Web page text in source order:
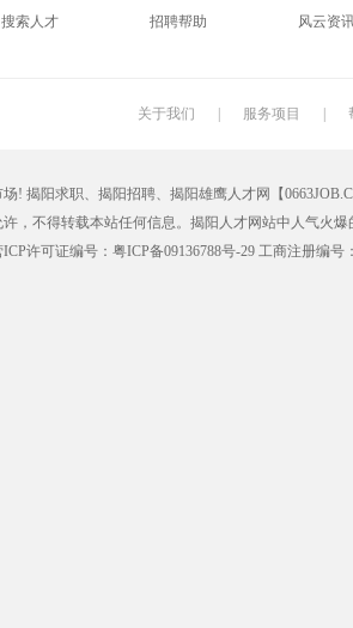
搜索人才 招聘帮助 风云资
关于我们 服务项目
! 揭阳求职、揭阳招聘、揭阳雄鹰人才网【
许，不得转载本站任何信息。揭阳人才网站中人气
许可证编号： 粤ICP备09136788号-29 工商注册编号